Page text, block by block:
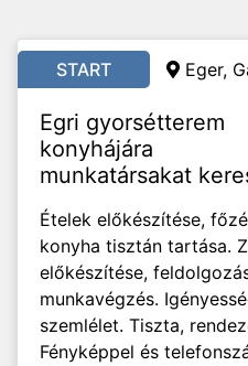
START Eger,
Egri gyorsétterem
konyhájára
munkatársakat
Ételek előkészítése,
konyha tisztán tartása.
előkészítése,
munkavégzés.
szemlélet. Tiszta,
Fényképpel és